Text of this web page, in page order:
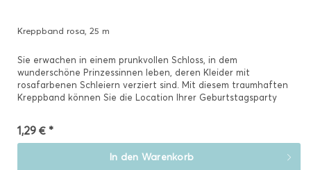
Kreppband rosa, 25 m
Sie erwachen in einem prunkvollen Schloss, in dem
wunderschöne Prinzessinnen leben, deren Kleider mit
rosafarbenen Schleiern verziert sind. Mit diesem traumhaften
Kreppband können Sie die Location Ihrer Geburtstagsparty
1,29 € *
In den Warenkorb